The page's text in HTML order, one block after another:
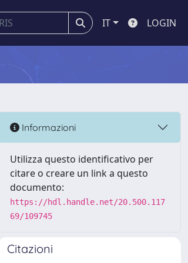
IT LOGIN
Informazioni
Utilizza questo identificativo per
citare o creare un link a questo
documento:
https://hdl.handle.net/20.500.117
69/109745
Citazioni